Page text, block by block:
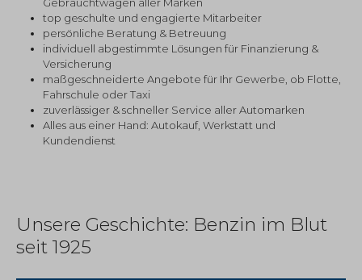
top geschulte und engagierte Mitarbeiter
persönliche Beratung & Betreuung
individuell abgestimmte Lösungen für Finanzierung &
Versicherung
maßgeschneiderte Angebote für Ihr Gewerbe, ob Flotte,
Fahrschule oder Taxi
zuverlässiger & schneller Service aller Automarken
Alles aus einer Hand: Autokauf, Werkstatt und
Kundendienst
Unsere Geschichte: Benzin im Blut
seit 1925